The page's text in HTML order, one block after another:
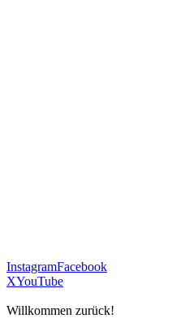
InstagramFacebook
XYouTube
Willkommen zurück!